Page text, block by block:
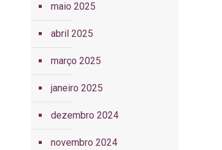
maio 2025
abril 2025
março 2025
janeiro 2025
dezembro 2024
novembro 2024